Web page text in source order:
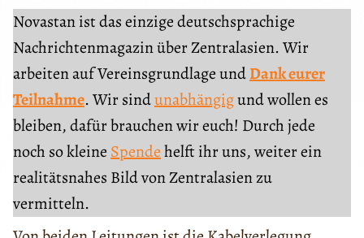
Novastan ist das einzige deutschsprachige
Nachrichtenmagazin über Zentralasien. Wir
arbeiten auf Vereinsgrundlage undDank eurer
Teilnahme. Wir sindunabhängigund wollen es
bleiben, dafür brauchen wir euch! Durch jede
noch so kleine Spendehelft ihr uns, weiter ein
realitätsnahes Bild von Zentralasien zu
vermitteln.